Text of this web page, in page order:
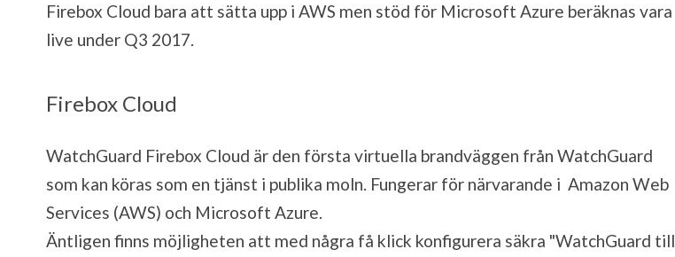
Firebox Cloud bara att sätta upp i AWS men stöd för Microsoft Azure beräknas vara
live under Q3 2017.
Firebox Cloud
WatchGuard Firebox Cloud är den första virtuella brandväggen från WatchGuard
som kan köras som en tjänst i publika moln. Fungerar för närvarande i Amazon Web
Services (AWS) och Microsoft Azure.
Äntligen finns möjligheten att med några få klick konfigurera säkra "WatchGuard till